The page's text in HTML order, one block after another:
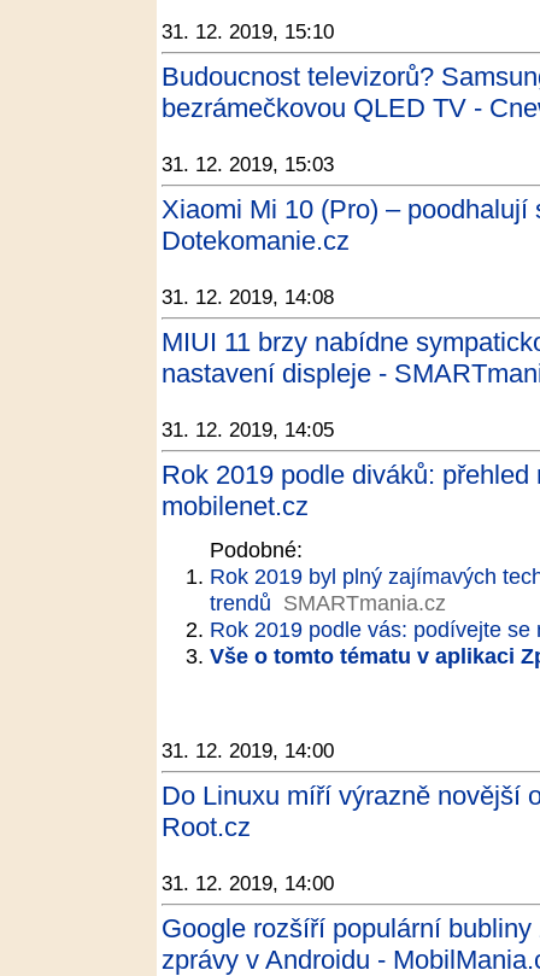
31. 12. 2019, 15:10
Budoucnost televizorů?
bezrámečkovou QLED TV -
31. 12. 2019, 15:03
Xiaomi Mi 10 (Pro) –
Dotekomanie.cz
31. 12. 2019, 14:08
MIUI 11 brzy nabídne
nastavení displeje -
31. 12. 2019, 14:05
Rok 2019 podle diváků:
mobilenet.cz
Podobné:
Rok 2019 byl plný zajímavých
trendů SMARTmania.cz
Rok 2019 podle vás: podívejte
Vše o tomto tématu v aplikaci
31. 12. 2019, 14:00
Do Linuxu míří výrazně novější
Root.cz
31. 12. 2019, 14:00
Google rozšíří populární
zprávy v Androidu -